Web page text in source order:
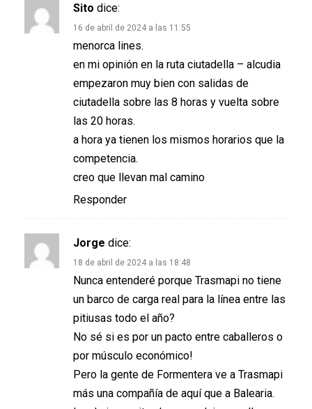
Sito dice:
16 de abril de 2024 a las 11:55
menorca lines.
en mi opinión en la ruta ciutadella – alcudia
empezaron muy bien con salidas de
ciutadella sobre las 8 horas y vuelta sobre
las 20 horas.
a hora ya tienen los mismos horarios que la
competencia.
creo que llevan mal camino
Responder
Jorge dice:
18 de abril de 2024 a las 18:48
Nunca entenderé porque Trasmapi no tiene
un barco de carga real para la línea entre las
pitiusas todo el año?
No sé si es por un pacto entre caballeros o
por músculo económico!
Pero la gente de Formentera ve a Trasmapi
más una compañía de aquí que a Balearia.